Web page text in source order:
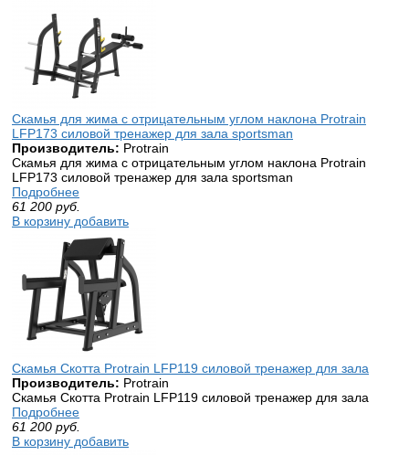
Скамья для жима с отрицательным углом наклона Protrain
LFP173 силовой тренажер для зала sportsman
Производитель: Protrain
Скамья для жима с отрицательным углом наклона Protrain
LFP173 силовой тренажер для зала sportsman
Подробнее
61 200 руб.
В корзину добавить
Скамья Скотта Protrain LFP119 силовой тренажер для зала
Производитель: Protrain
Скамья Скотта Protrain LFP119 силовой тренажер для зала
Подробнее
61 200 руб.
В корзину добавить